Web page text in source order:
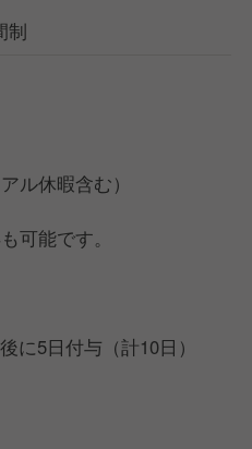
制
ル休暇含む）
可能です。
に5日付与（計10日）